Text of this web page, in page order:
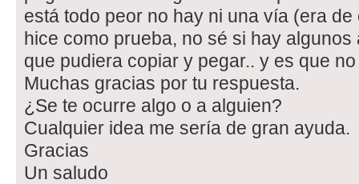
está todo peor no hay ni una vía (era
hice como prueba, no sé si hay
que pudiera copiar y pegar.. y es que
Muchas gracias por tu respuesta.
¿Se te ocurre algo o a alguien?
Cualquier idea me sería de gran ayuda.
Gracias
Un saludo